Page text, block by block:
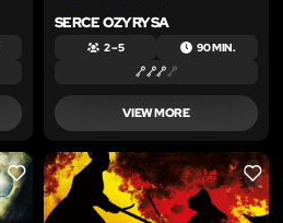
SERCE OZYRYSA
2 – 5 90 MIN.
VIEW MORE
LIKE LIKE